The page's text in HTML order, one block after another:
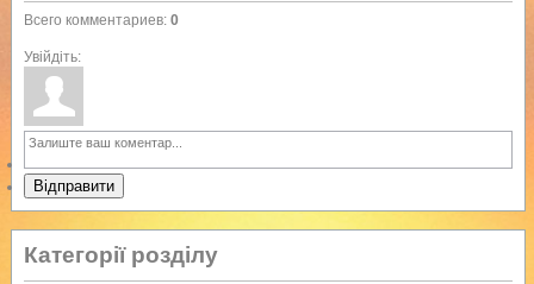
Всего комментариев: 0
Увійдіть:
Відправити
Категорії розділу